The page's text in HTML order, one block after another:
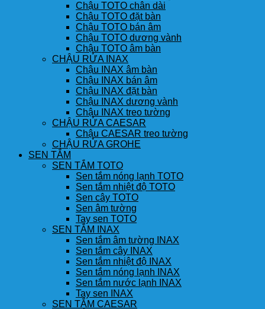
Chậu TOTO chân dài
Chậu TOTO đặt bàn
Chậu TOTO bán âm
Chậu TOTO dương vành
Chậu TOTO âm bàn
CHẬU RỬA INAX
Chậu INAX âm bàn
Chậu INAX bán âm
Chậu INAX đặt bàn
Chậu INAX dương vành
Chậu INAX treo tường
CHẬU RỬA CAESAR
Chậu CAESAR treo tường
CHẬU RỬA GROHE
SEN TẮM
SEN TẮM TOTO
Sen tắm nóng lạnh TOTO
Sen tắm nhiệt độ TOTO
Sen cây TOTO
Sen âm tường
Tay sen TOTO
SEN TẮM INAX
Sen tắm âm tường INAX
Sen tắm cây INAX
Sen tắm nhiệt độ INAX
Sen tắm nóng lạnh INAX
Sen tắm nước lạnh INAX
Tay sen INAX
SEN TẮM CAESAR